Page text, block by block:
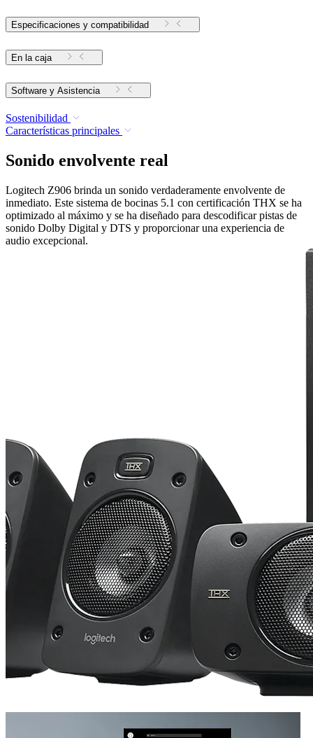
Especificaciones y compatibilidad
En la caja
Software y Asistencia
Sostenibilidad
Características principales
Sonido envolvente real
Logitech Z906 brinda un sonido verdaderamente envolvente de
inmediato. Este sistema de bocinas 5.1 con certificación THX se ha
optimizado al máximo y se ha diseñado para descodificar pistas de
sonido Dolby Digital y DTS y proporcionar una experiencia de
audio excepcional.